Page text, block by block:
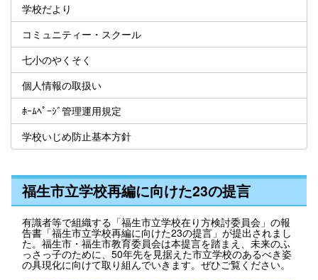
学校だより
コミュニティー・スクール
七小のやくそく
個人情報の取扱い
ﾎｰﾑﾍﾟｰｼﾞ管理運用規定
学校いじめ防止基本方針
福生市立学校再編に向けた23の提言
有識者等で組織する「福生市立学校在り方検討委員会」の報
告書「福生市立学校再編に向けた23の提言」が提出されまし
た。福生市・福生市教育委員会は本提言を踏まえ、未来のふ
っさっ子のために、50年先を見据えた市立学校のあるべき姿
の具現化に向けて取り組んでいきます。ぜひご覧ください。